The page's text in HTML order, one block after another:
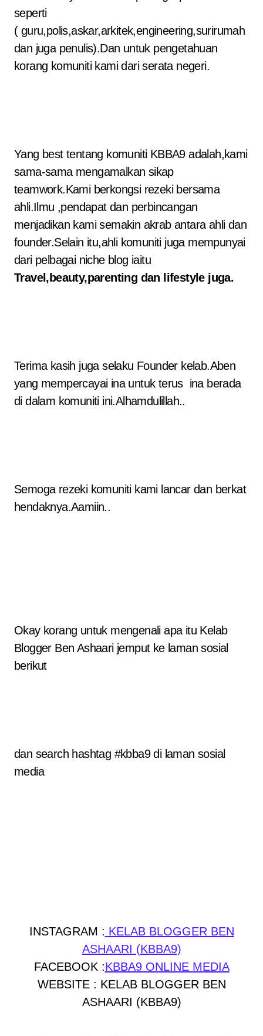
seperti
( guru,polis,askar,arkitek,engineering,surirumah
dan juga penulis).Dan untuk pengetahuan
korang komuniti kami dari serata negeri.
Yang best tentang komuniti KBBA9 adalah,kami
sama-sama mengamalkan sikap
teamwork.Kami berkongsi rezeki bersama
ahli.Ilmu ,pendapat dan perbincangan
menjadikan kami semakin akrab antara ahli dan
founder.Selain itu,ahli komuniti juga mempunyai
dari pelbagai niche blog iaitu
Travel,beauty,parenting dan lifestyle juga.
Terima kasih juga selaku Founder kelab.Aben
yang mempercayai ina untuk terus ina berada
di dalam komuniti ini.Alhamdulillah..
Semoga rezeki komuniti kami lancar dan berkat
hendaknya.Aamiin..
Okay korang untuk mengenali apa itu Kelab
Blogger Ben Ashaari jemput ke laman sosial
berikut
dan search hashtag #kbba9 di laman sosial
media
INSTAGRAM : KELAB BLOGGER BEN
ASHAARI (KBBA9)
FACEBOOK :KBBA9 ONLINE MEDIA
WEBSITE : KELAB BLOGGER BEN
ASHAARI (KBBA9)